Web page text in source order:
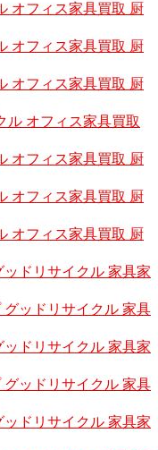
オフィス家具買取 厨
オフィス家具買取 厨
オフィス家具買取 厨
ル オフィス家具買取
オフィス家具買取 厨
オフィス家具買取 厨
オフィス家具買取 厨
ドリサイクル 家具家
ッドリサイクル 家具
ドリサイクル 家具家
ッドリサイクル 家具
ドリサイクル 家具家